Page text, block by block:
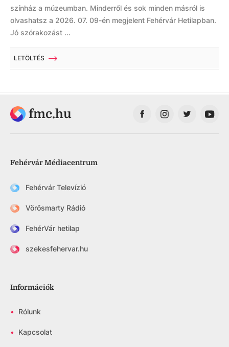
színház a múzeumban. Minderről és sok minden másról is
olvashatsz a 2026. 07. 09-én megjelent Fehérvár Hetilapban.
Jó szórakozást ...
LETÖLTÉS
fmc.hu
Fehérvár Médiacentrum
Fehérvár Televízió
Vörösmarty Rádió
FehérVár hetilap
szekesfehervar.hu
Információk
• Rólunk
• Kapcsolat